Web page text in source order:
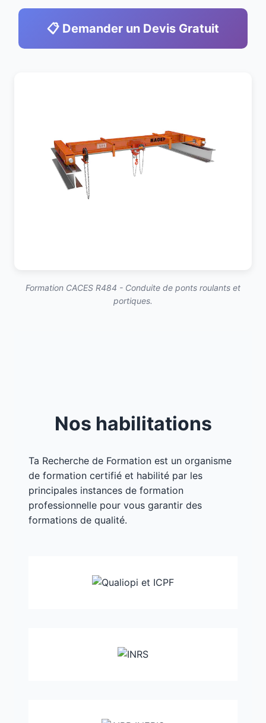
📋 Demander un Devis Gratuit
Formation CACES R484 - Conduite de ponts roulants et
portiques.
Nos habilitations
Ta Recherche de Formation est un organisme
de formation certifié et habilité par les
principales instances de formation
professionnelle pour vous garantir des
formations de qualité.